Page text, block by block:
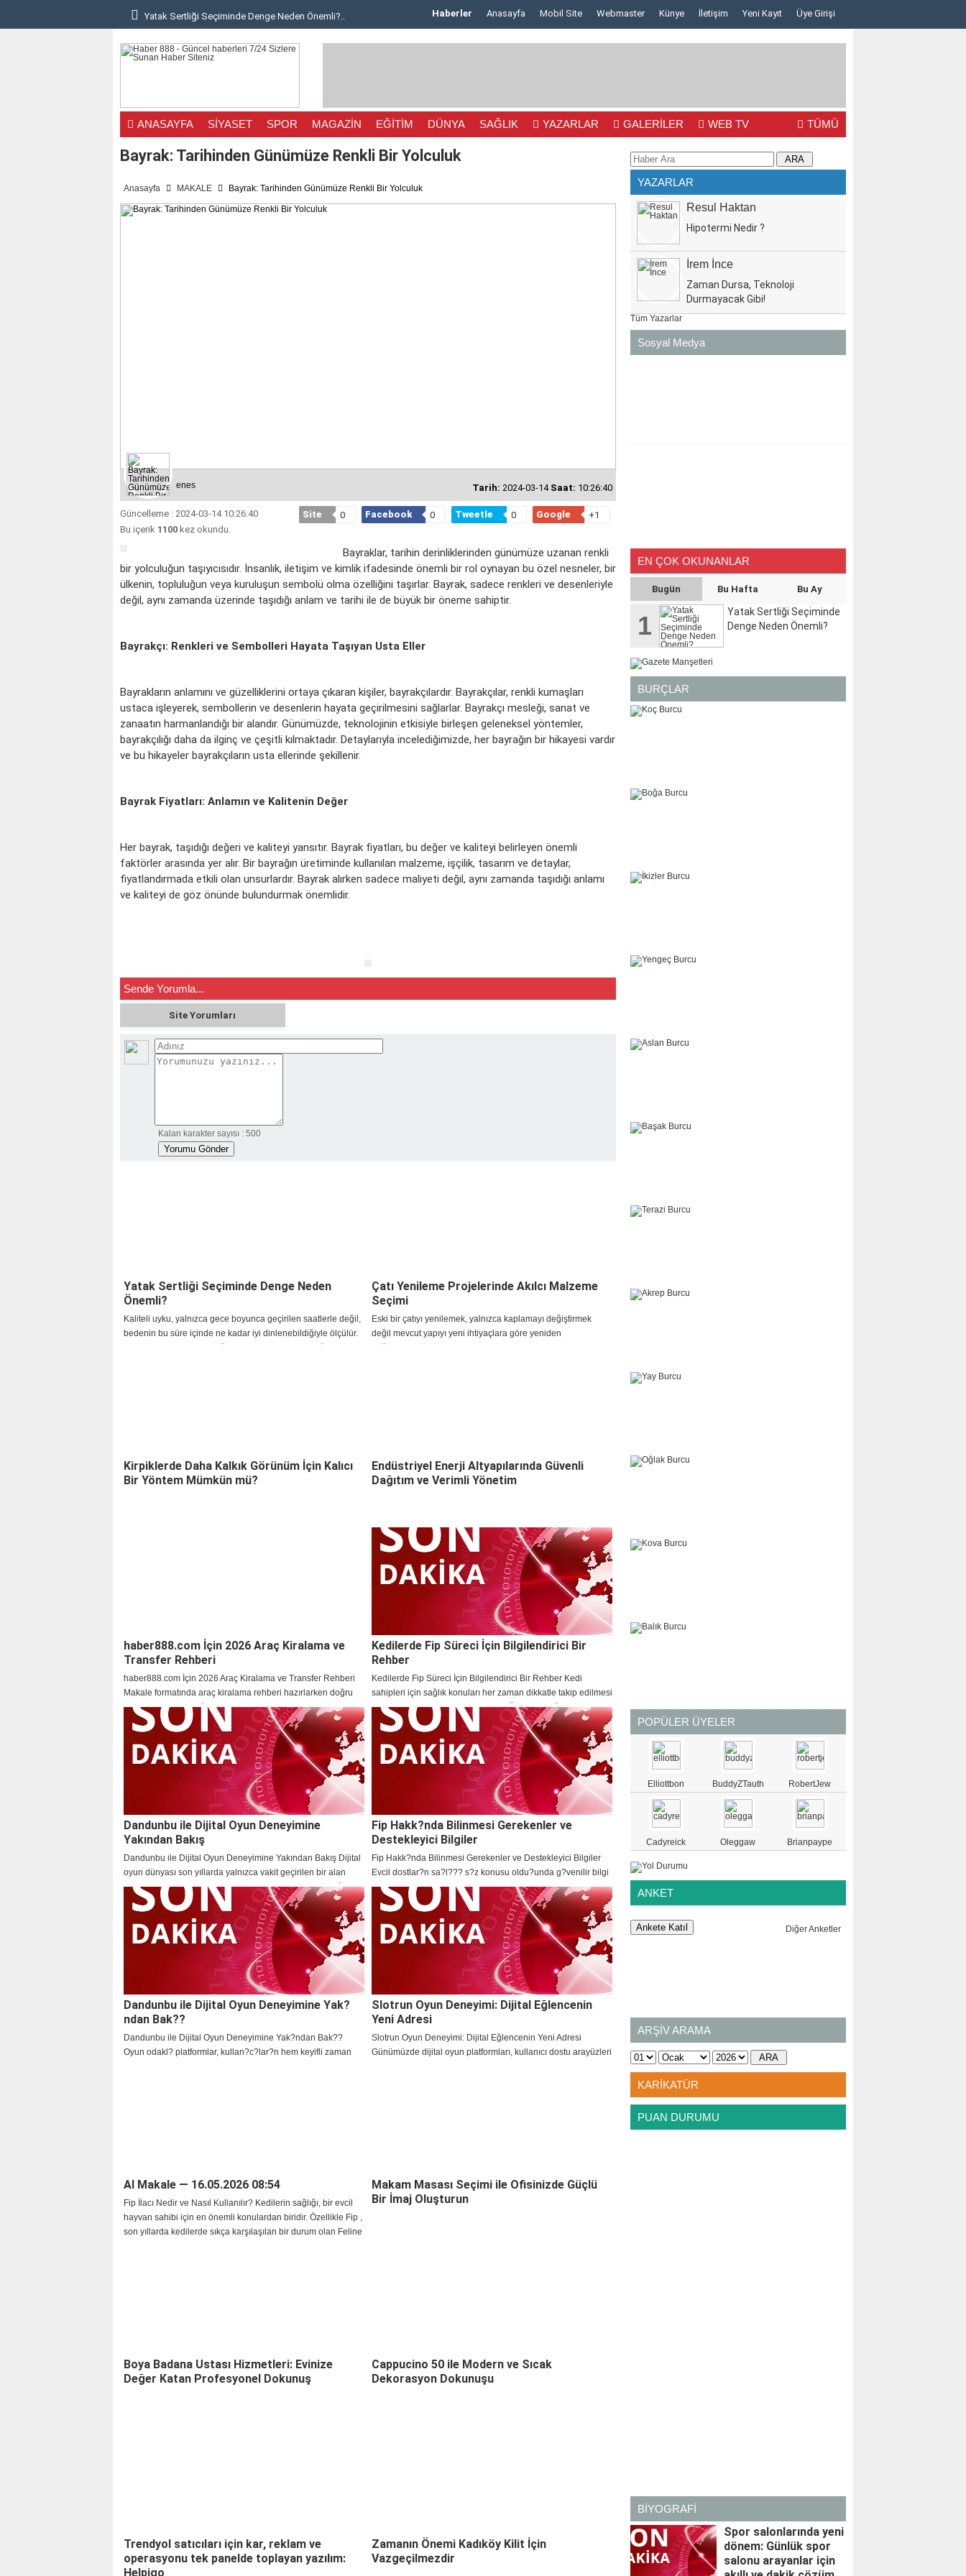
Yatak Sertliği Seçiminde Denge Neden Önemli?..
Çatı Yenileme Projelerinde Akılcı Malzeme Seç..
Lazerden Korktuğunuz İçin Gözlüğe Mahkûm Olma..
İstanbul Pizza Factory Ümraniye’de Lezzet Ara..
Saç Ekimi Nedir ve Nasıl Yapılır? Murat Makas..
Haberler Anasayfa Mobil Site Webmaster Künye İletişim Yeni Kayıt Üye Girişi
ANASAYFA SİYASET SPOR MAGAZİN EĞİTİM DÜNYA SAĞLIK YAZARLAR GALERİLER WEB TV TÜMÜ
Bayrak: Tarihinden Günümüze Renkli Bir Yolculuk
Anasayfa MAKALE Bayrak: Tarihinden Günümüze Renkli Bir Yolculuk
enes Tarih: 2024-03-14 Saat: 10:26:40
Güncelleme : 2024-03-14 10:26:40
Bu içerik 1100 kez okundu.
Site 0 Facebook 0 Tweetle 0 Google +1
Bayraklar, tarihin derinliklerinden günümüze uzanan renkli
bir yolculuğun taşıyıcısıdır. İnsanlık, iletişim ve kimlik ifadesinde önemli bir rol oynayan bu özel nesneler, bir
ülkenin, topluluğun veya kuruluşun sembolü olma özelliğini taşırlar. Bayrak, sadece renkleri ve desenleriyle
değil, aynı zamanda üzerinde taşıdığı anlam ve tarihi ile de büyük bir öneme sahiptir.
Bayrakçı: Renkleri ve Sembolleri Hayata Taşıyan Usta Eller
Bayrakların anlamını ve güzelliklerini ortaya çıkaran kişiler, bayrakçılardır. Bayrakçılar, renkli kumaşları
ustaca işleyerek, sembollerin ve desenlerin hayata geçirilmesini sağlarlar. Bayrakçı mesleği, sanat ve
zanaatın harmanlandığı bir alandır. Günümüzde, teknolojinin etkisiyle birleşen geleneksel yöntemler,
bayrakçılığı daha da ilginç ve çeşitli kılmaktadır. Detaylarıyla incelediğimizde, her bayrağın bir hikayesi vardır
ve bu hikayeler bayrakçıların usta ellerinde şekillenir.
Bayrak Fiyatları: Anlamın ve Kalitenin Değer
Her bayrak, taşıdığı değeri ve kaliteyi yansıtır. Bayrak fiyatları, bu değer ve kaliteyi belirleyen önemli
faktörler arasında yer alır. Bir bayrağın üretiminde kullanılan malzeme, işçilik, tasarım ve detaylar,
fiyatlandırmada etkili olan unsurlardır. Bayrak alırken sadece maliyeti değil, aynı zamanda taşıdığı anlamı
ve kaliteyi de göz önünde bulundurmak önemlidir.
Sende Yorumla...
Site Yorumları
Kalan karakter sayısı : 500
Yatak Sertliği Seçiminde Denge Neden
Önemli?
Kaliteli uyku, yalnızca gece boyunca geçirilen saatlerle değil,
bedenin bu süre içinde ne kadar iyi dinlenebildiğiyle ölçülür.
Çatı Yenileme Projelerinde Akılcı Malzeme
Seçimi
Eski bir çatıyı yenilemek, yalnızca kaplamayı değiştirmek
değil mevcut yapıyı yeni ihtiyaçlara göre yeniden
Kirpiklerde Daha Kalkık Görünüm İçin Kalıcı
Bir Yöntem Mümkün mü?
Endüstriyel Enerji Altyapılarında Güvenli
Dağıtım ve Verimli Yönetim
haber888.com İçin 2026 Araç Kiralama ve
Transfer Rehberi
haber888.com İçin 2026 Araç Kiralama ve Transfer Rehberi
Makale formatında araç kiralama rehberi hazırlarken doğru
araç seçimi, yolculuğun bütün akışını etkileyen pratik bir karar
haline geldi. İncelediğimizde gördük ki
Kedilerde Fip Süreci İçin Bilgilendirici Bir
Rehber
Kedilerde Fip Süreci İçin Bilgilendirici Bir Rehber Kedi
sahipleri için sağlık konuları her zaman dikkatle takip edilmesi
gereken başlıklar arasında yer alır. Özellikle bağışıklık
sistemiyle ilişkili hastalık süreçlerind
Dandunbu ile Dijital Oyun Deneyimine
Yakından Bakış
Dandunbu ile Dijital Oyun Deneyimine Yakından Bakış Dijital
oyun dünyası son yıllarda yalnızca vakit geçirilen bir alan
olmaktan çıkarak, kullanıcıların yeni deneyimler keşfettiği
canlı bir ekosisteme dönüştü. Oyun sever
Fip Hakk?nda Bilinmesi Gerekenler ve
Destekleyici Bilgiler
Fip Hakk?nda Bilinmesi Gerekenler ve Destekleyici Bilgiler
Evcil dostlar?n sa?l??? s?z konusu oldu?unda g?venilir bilgi
kaynaklar?na ula?mak ve belirtileri dikkatle g?zlemlemek b?
y?k ?nem ta??r. Fip hakk?nda yap?lan ara?
Dandunbu ile Dijital Oyun Deneyimine Yak?
ndan Bak??
Dandunbu ile Dijital Oyun Deneyimine Yak?ndan Bak??
Oyun odakl? platformlar, kullan?c?lar?n hem keyifli zaman
Slotrun Oyun Deneyimi: Dijital Eğlencenin
Yeni Adresi
Slotrun Oyun Deneyimi: Dijital Eğlencenin Yeni Adresi
Günümüzde dijital oyun platformları, kullanıcı dostu arayüzleri
AI Makale — 16.05.2026 08:54
Fip İlacı Nedir ve Nasıl Kullanılır? Kedilerin sağlığı, bir evcil
hayvan sahibi için en önemli konulardan biridir. Özellikle Fip ,
son yıllarda kedilerde sıkça karşılaşılan bir durum olan Feline
Makam Masası Seçimi ile Ofisinizde Güçlü
Bir İmaj Oluşturun
Boya Badana Ustası Hizmetleri: Evinize
Değer Katan Profesyonel Dokunuş
Cappucino 50 ile Modern ve Sıcak
Dekorasyon Dokunuşu
Trendyol satıcıları için kar, reklam ve
operasyonu tek panelde toplayan yazılım:
Helpigo
Zamanın Önemi Kadıköy Kilit İçin
Vazgeçilmezdir
YAZARLAR
Resul Haktan
Hipotermi Nedir ?
İrem İnce
Zaman Dursa, Teknoloji
Durmayacak Gibi!
Tüm Yazarlar
Sosyal Medya
EN ÇOK OKUNANLAR
Bugün Bu Hafta Bu Ay
1
Yatak Sertliği Seçiminde
Denge Neden Önemli?
BURÇLAR
POPÜLER ÜYELER
Elliottbon BuddyZTauth RobertJew
Cadyreick Oleggaw Brianpaype
ANKET
Diğer Anketler
ARŞİV ARAMA
KARİKATÜR
PUAN DURUMU
BİYOGRAFİ
Spor salonlarında yeni
dönem: Günlük spor
salonu arayanlar için